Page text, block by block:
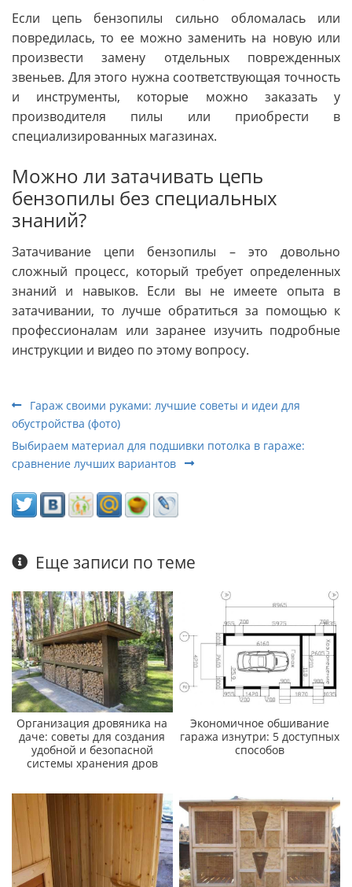
Если цепь бензопилы сильно обломалась или
повредилась, то ее можно заменить на новую или
произвести замену отдельных поврежденных
звеньев. Для этого нужна соответствующая точность
и инструменты, которые можно заказать у
производителя пилы или приобрести в
специализированных магазинах.
Можно ли затачивать цепь
бензопилы без специальных
знаний?
Затачивание цепи бензопилы – это довольно
сложный процесс, который требует определенных
знаний и навыков. Если вы не имеете опыта в
затачивании, то лучше обратиться за помощью к
профессионалам или заранее изучить подробные
инструкции и видео по этому вопросу.
Гараж своими руками: лучшие советы и идеи для
обустройства (фото)
Выбираем материал для подшивки потолка в гараже:
сравнение лучших вариантов
Еще записи по теме
Организация дровяника на
даче: советы для создания
удобной и безопасной
системы хранения дров
Экономичное обшивание
гаража изнутри: 5 доступных
способов